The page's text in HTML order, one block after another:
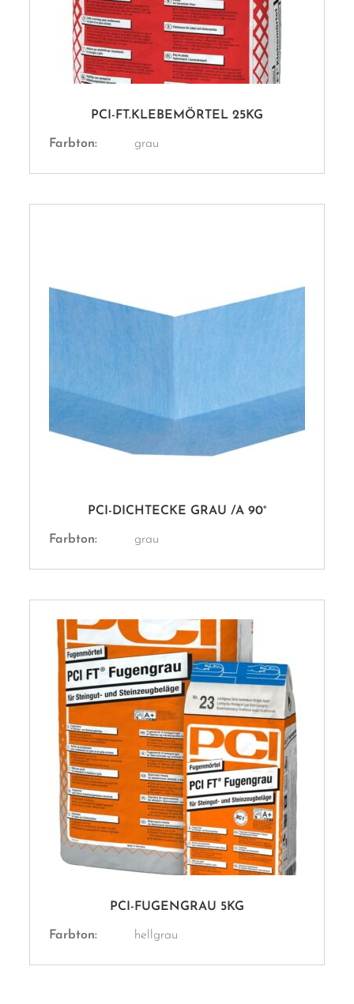
PCI-FT.KLEBEMÖRTEL 25KG
Farbton: grau
PCI-DICHTECKE GRAU /A 90°
Farbton: grau
PCI-FUGENGRAU 5KG
Farbton: hellgrau